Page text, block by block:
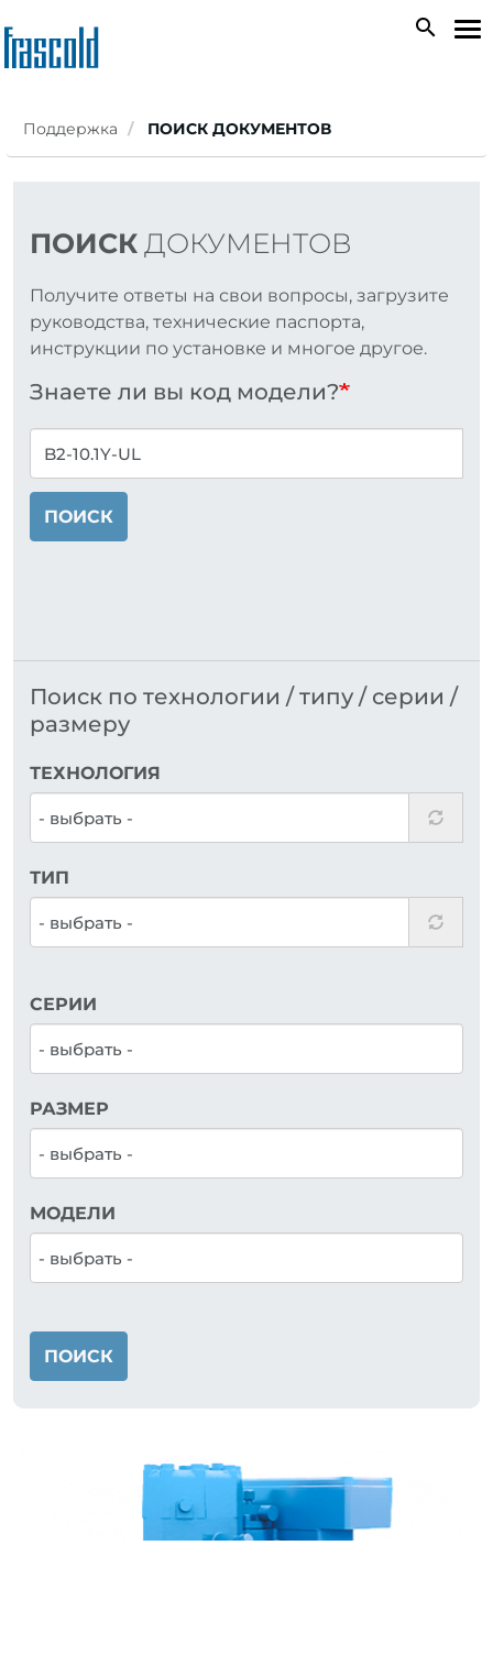
to
main
search
Поддержка ПОИСК ДОКУМЕНТОВ
ПОИСК ДОКУМЕНТОВ
Получите ответы на свои вопросы, загрузите
руководства, технические паспорта,
инструкции по установке и многое другое.
Знаете ли вы код модели?
ПОИСК
Поиск по технологии / типу / серии /
размеру
ТЕХНОЛОГИЯ
ТИП
СЕРИИ
РАЗМЕР
МОДЕЛИ
ПОИСК